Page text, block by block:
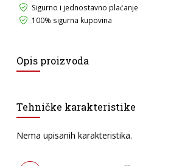
Sigurno i jednostavno plaćanje
100% sigurna kupovina
Opis proizvoda
Tehničke karakteristike
Nema upisanih karakteristika.